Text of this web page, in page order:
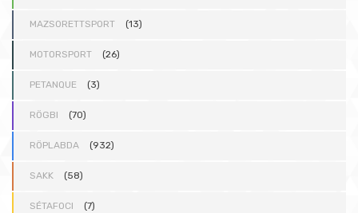
MAZSORETTSPORT (13)
MOTORSPORT (26)
PETANQUE (3)
RÖGBI (70)
RÖPLABDA (932)
SAKK (58)
SÉTAFOCI (7)